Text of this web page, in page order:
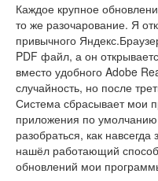
Каждое крупное
то же разочарование. Я
привычного
PDF файл, а он
вместо удобного Adobe
случайность, но после
Система сбрасывает мои
приложения по
разобраться, как навсегда
нашёл работающий
обновлений мои